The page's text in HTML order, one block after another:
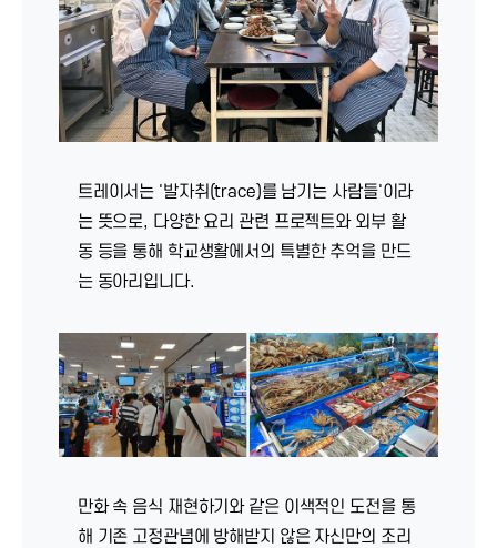
트레이서는 '발자취(trace)를 남기는 사람들'이라
는 뜻으로, 다양한 요리 관련 프로젝트와 외부 활
동 등을 통해 학교생활에서의 특별한 추억을 만드
는 동아리입니다.
만화 속 음식 재현하기와 같은 이색적인 도전을 통
해 기존 고정관념에 방해받지 않은 자신만의 조리